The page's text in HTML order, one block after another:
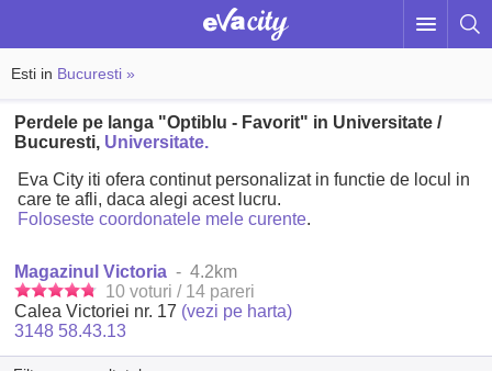
Esti in Bucuresti »
Perdele pe langa "Optiblu - Favorit" in Universitate /
Bucuresti, Universitate.
Eva City iti ofera continut personalizat in functie de locul in
care te afli, daca alegi acest lucru.
Foloseste coordonatele mele curente.
Magazinul Victoria - 4.2km
10 voturi / 14 pareri
Calea Victoriei nr. 17 (vezi pe harta)
3148 58.43.13